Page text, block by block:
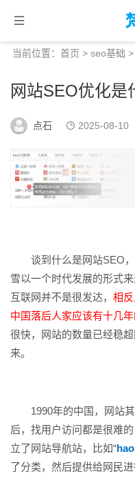
当前位置： 首页 > seo基础
网站SEO优化是
点石 2025-08-10
谈到什么是网站SEO，
雪以一个时代发展的形式
互联网并不是很发达， 相
中国落后人家应该有十几
很快，网站的数量已经稳
来。
1990年的中国，网站其
后，找用户访问都是很难
立了网站导航站，比如“
了分类，然后提供给网民